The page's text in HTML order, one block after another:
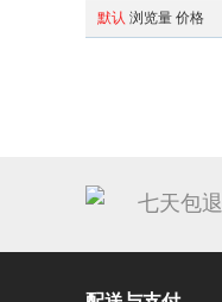
默认 浏览量 价格
七天包退